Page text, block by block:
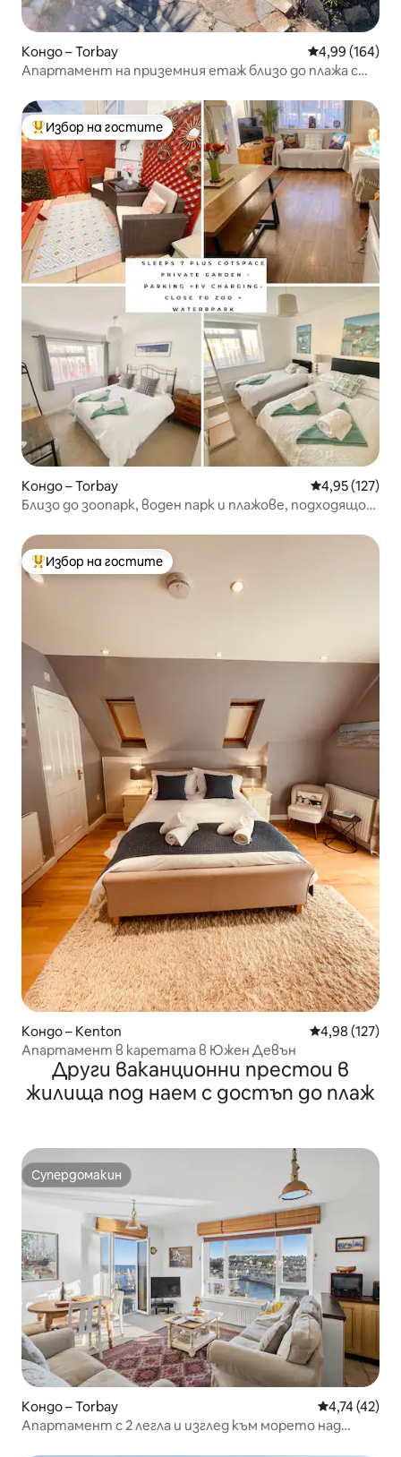
Кондо – Torbay Средна
4,99 (164)
Апартамент на приземния етаж близо до плажа с
Най-популярен избор на гостите
Избор на гостите
Кондо – Torbay Средна
4,95 (127)
Близо до зоопарк, воден парк и плажове, подходящо
Най-популярен избор на гостите
Избор на гостите
Кондо – Kenton Средна
4,98 (127)
Апартамент в каретата в Южен Девън
Други ваканционни престои в
жилища под наем с достъп до плаж
Супердомакин
Супердомакин
Кондо – Torbay Средна
4,74 (42)
Апартамент с 2 легла и изглед към морето над